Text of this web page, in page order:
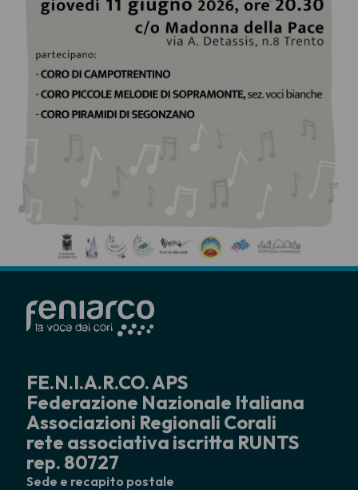
FE.N.I.A.R.CO. APS
Federazione Nazionale Italiana
Associazioni Regionali Corali
rete associativa iscritta RUNTS
rep. 80727
Sede e recapito postale